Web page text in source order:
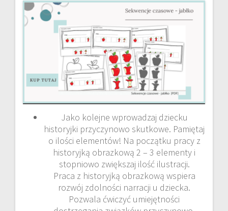
Jako kolejne wprowadzaj dziecku
historyjki przyczynowo skutkowe. Pamiętaj
o ilości elementów! Na początku pracy z
historyjką obrazkową 2 – 3 elementy i
stopniowo zwiększaj ilość ilustracji.
Praca z historyjką obrazkową wspiera
rozwój zdolności narracji u dziecka.
Pozwala ćwiczyć umiejętności